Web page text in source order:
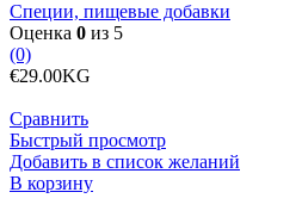
Специи, пищевые добавки
Оценка 0 из 5
(0)
€29.00KG
Сравнить
Быстрый просмотр
Добавить в список желаний
Количество
В корзину